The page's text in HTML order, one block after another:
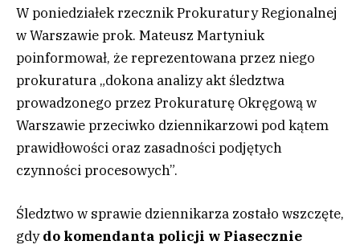
W poniedziałek rzecznik Prokuratury Regionalnej
w Warszawie prok. Mateusz Martyniuk
poinformował, że reprezentowana przez niego
prokuratura „dokona analizy akt śledztwa
prowadzonego przez Prokuraturę Okręgową w
Warszawie przeciwko dziennikarzowi pod kątem
prawidłowości oraz zasadności podjętych
czynności procesowych”.
Śledztwo w sprawie dziennikarza zostało wszczęte,
gdydo komendanta policji w Piasecznie